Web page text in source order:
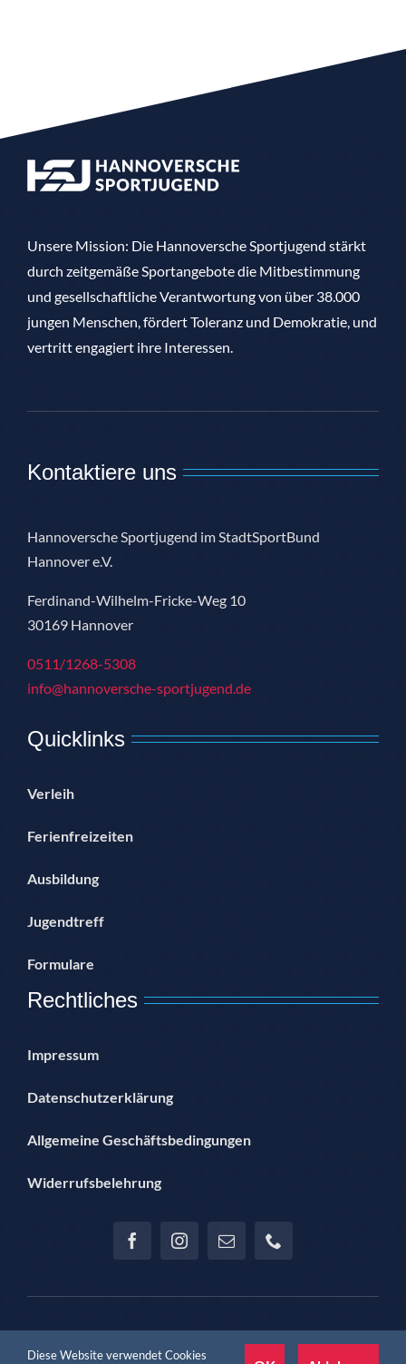
Unsere Mission: Die Hannoversche Sportjugend stärkt
durch zeitgemäße Sportangebote die Mitbestimmung
und gesellschaftliche Verantwortung von über 38.000
jungen Menschen, fördert Toleranz und Demokratie, und
vertritt engagiert ihre Interessen.
Kontaktiere uns
Hannoversche Sportjugend im StadtSportBund
Hannover e.V.
Ferdinand-Wilhelm-Fricke-Weg 10
30169 Hannover
0511/1268-5308
info@hannoversche-sportjugend.de
Quicklinks
Verleih
Ferienfreizeiten
Ausbildung
Jugendtreff
Formulare
Rechtliches
Impressum
Datenschutzerklärung
Allgemeine Geschäftsbedingungen
Widerrufsbelehrung
© Copyright 2012 – 2024 | Hannoversche Sportjugend im SSB
Diese Website verwendet Cookies